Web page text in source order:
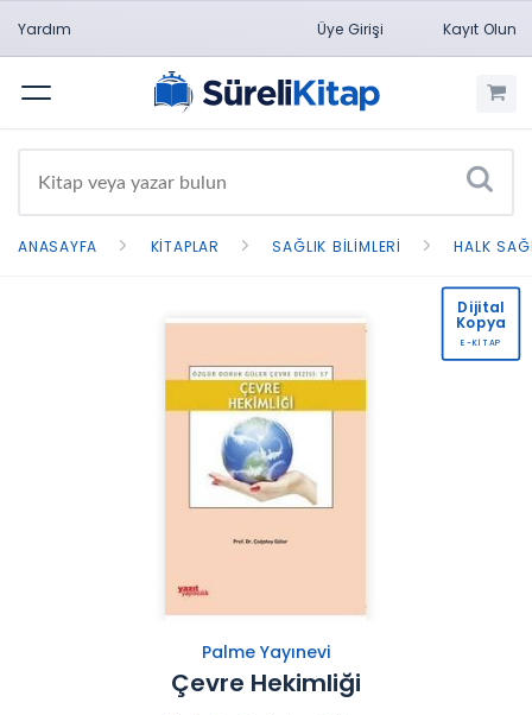
Yardım Üye Girişi Kayıt Olun
Menü
ANASAYFA KITAPLAR SAĞLIK BILIMLERI HALK
Palme Yayınevi
Çevre Hekimliği
Dijital
Kopya
E-KİTAP